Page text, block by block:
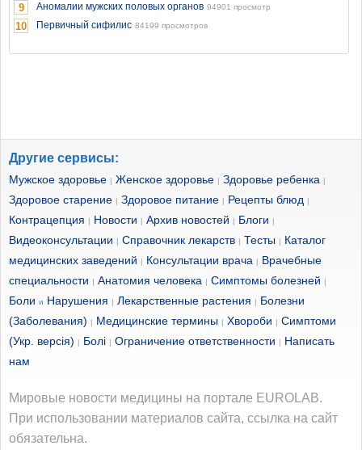
9 Аномалии мужских половых органов 94901 просмотр
10 Первичный сифилис 84199 просмотров
Другие сервисы:
Мужское здоровье | Женское здоровье | Здоровье ребенка |
Здоровое старение | Здоровое питание | Рецепты блюд |
Контрацепция | Новости | Архив новостей | Блоги |
Видеоконсультации | Справочник лекарств | Тесты | Каталог
медицинских заведений | Консультации врача | Врачебные
специальности | Анатомия человека | Симптомы болезней |
Боли и Нарушения | Лекарственные растения | Болезни
(Заболевания) | Медицинские термины | Хвороби | Симптоми
(Укр. версія) | Болі | Ограничение ответственности | Написать
нам
Мировые новости медицины на портале EUROLAB.
При использовании материалов сайта, ссылка на сайт
обязательна.